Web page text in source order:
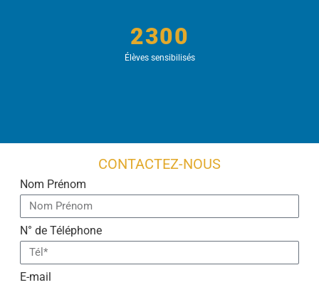
Élèves sensibilisés
2300
CONTACTEZ-NOUS
Nom Prénom
N° de Téléphone
E-mail